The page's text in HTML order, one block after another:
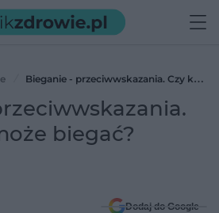
Bieganie - przeciwwskazania. Czy każdy
biegać?
Dodaj do Google